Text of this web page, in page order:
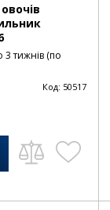
3 тижнів (по
Код: 50517